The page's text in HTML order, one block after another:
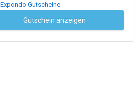
Expondo Gutscheine
Gutschein anzeigen